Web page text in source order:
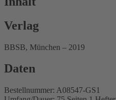
Verlag
BBSB, München – 2019
Daten
Bestellnummer: A08547-GS1